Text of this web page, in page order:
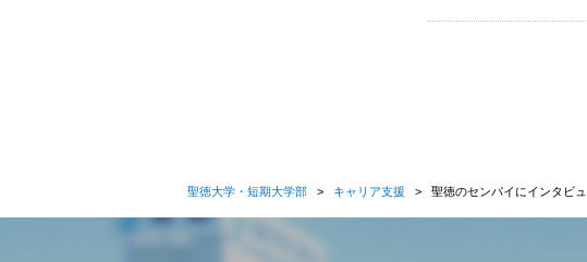
聖徳大学・短期大学部 キャリア支援 聖徳のセンパイにインタビ